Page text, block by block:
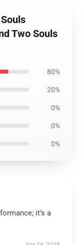
Two Souls
80%
20%
0%
0%
0%
it’s a